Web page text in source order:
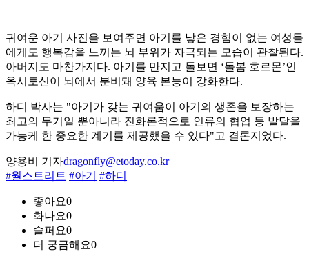
귀여운 아기 사진을 보여주면 아기를 낳은 경험이 없는 여성들
에게도 행복감을 느끼는 뇌 부위가 자극되는 모습이 관찰된다.
아버지도 마찬가지다. 아기를 만지고 돌보면 ‘돌봄 호르몬’인
옥시토신이 뇌에서 분비돼 양육 본능이 강화한다.
하디 박사는 "아기가 갖는 귀여움이 아기의 생존을 보장하는
최고의 무기일 뿐아니라 진화론적으로 인류의 협업 등 발달을
가능케 한 중요한 계기를 제공했을 수 있다"고 결론지었다.
양용비 기자dragonfly@etoday.co.kr
#월스트리트 #아기 #하디
좋아요0
화나요0
슬퍼요0
더 궁금해요0